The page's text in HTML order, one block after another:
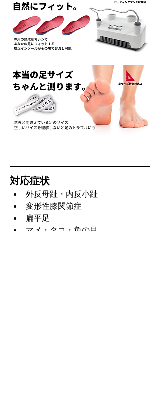
対応症状
外反母趾・内反小趾
変形性膝関節症
扁平足
マメ・タコ・魚の目